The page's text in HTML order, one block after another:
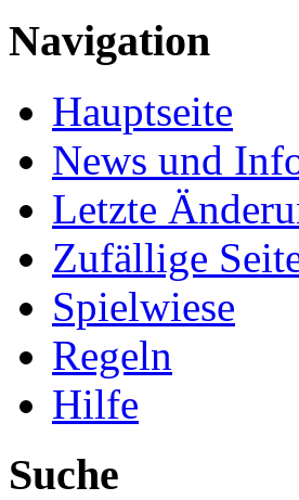
Navigation
Hauptseite
News und
Letzte
Zufällige
Spielwiese
Regeln
Hilfe
Suche